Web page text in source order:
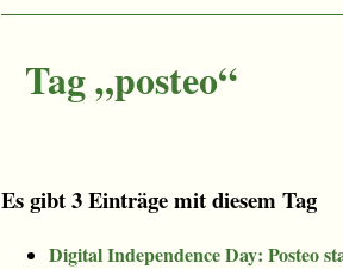
Tag „posteo“
Es gibt 3 Einträge mit diesem Tag
Digital Independence Day: Posteo